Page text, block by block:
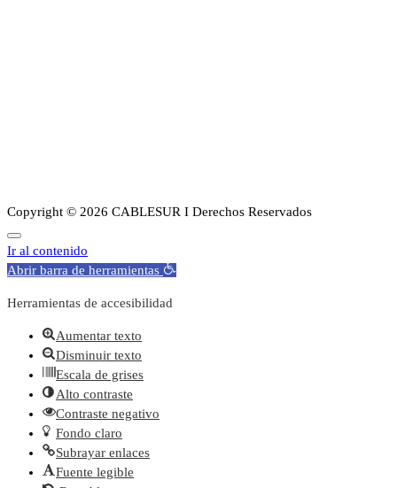
Copyright © 2026 CABLESUR I Derechos Reservados
Ir al contenido
Abrir barra de herramientas
Herramientas de accesibilidad
Aumentar texto
Disminuir texto
Escala de grises
Alto contraste
Contraste negativo
Fondo claro
Subrayar enlaces
Fuente legible